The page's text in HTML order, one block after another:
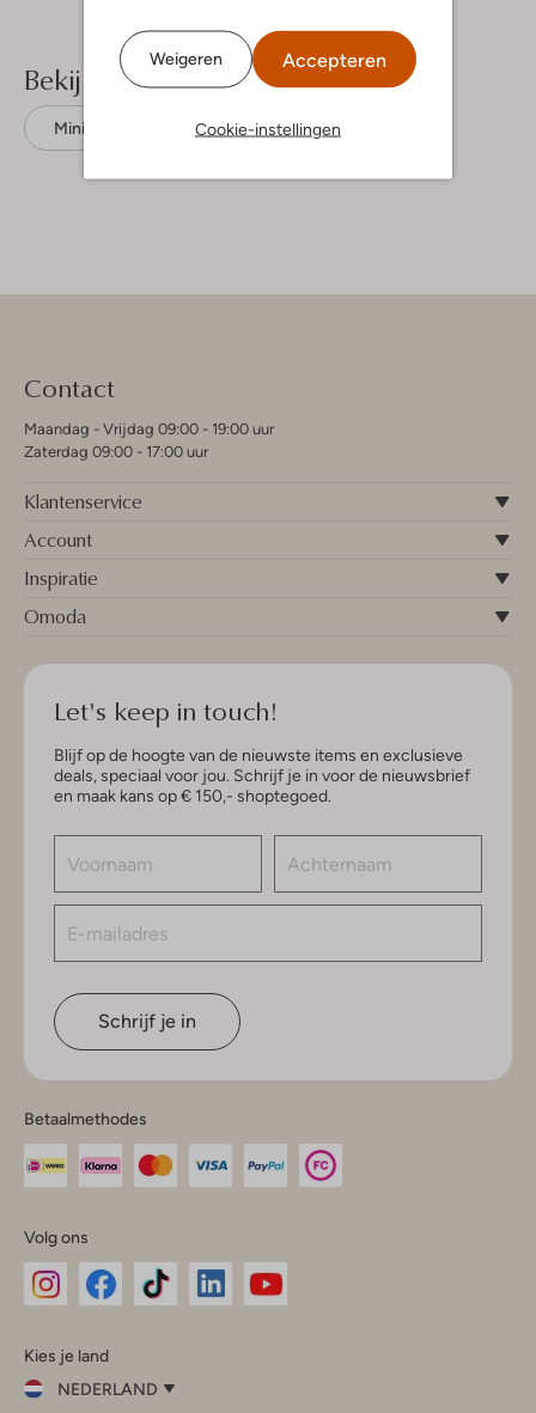
Weigeren Accepteren
Cookie-instellingen
Bekijk meer
Mini jurken Object Tencel
Contact
Maandag - Vrijdag 09:00 - 19:00 uur
Zaterdag 09:00 - 17:00 uur
Klantenservice
Account
Inspiratie
Omoda
Let's keep in touch!
Blijf op de hoogte van de nieuwste items en exclusieve
deals, speciaal voor jou. Schrijf je in voor de nieuwsbrief
en maak kans op € 150,- shoptegoed.
Schrijf je in
Betaalmethodes
Volg ons
InstagramFacebook
Kies je land
NEDERLAND